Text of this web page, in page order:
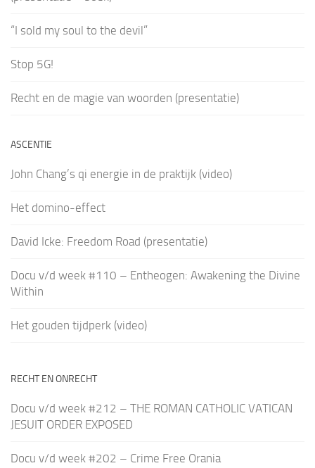
“I sold my soul to the devil”
Stop 5G!
Recht en de magie van woorden (presentatie)
ASCENTIE
John Chang’s qi energie in de praktijk (video)
Het domino-effect
David Icke: Freedom Road (presentatie)
Docu v/d week #110 – Entheogen: Awakening the Divine
Within
Het gouden tijdperk (video)
RECHT EN ONRECHT
Docu v/d week #212 – THE ROMAN CATHOLIC VATICAN
JESUIT ORDER EXPOSED
Docu v/d week #202 – Crime Free Orania